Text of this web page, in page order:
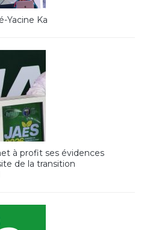
Yacine Ka
à profit ses évidences
de la transition